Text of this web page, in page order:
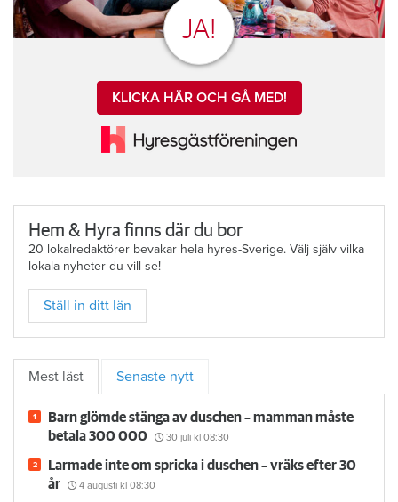
JA!
KLICKA HÄR OCH GÅ MED!
Hem & Hyra finns där du bor
20 lokalredaktörer bevakar hela hyres-Sverige. Välj själv vilka
lokala nyheter du vill se!
Ställ in ditt län
Mest läst Senaste nytt
Barn glömde stänga av duschen – mamman måste
betala 300 000
30 juli kl 08:30
Larmade inte om spricka i duschen – vräks efter 30
år
4 augusti kl 08:30